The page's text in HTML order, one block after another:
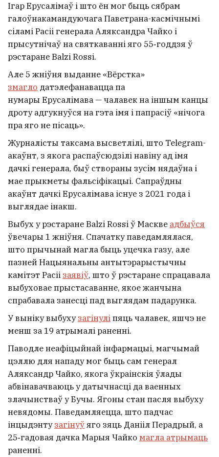
Ігар Ерусалімаў і што ён мог быць сябрам
галоўнакамандуючага Паветрана-касмічнымі
сіламі Расіі генерала Аляксандра Чайко і
прысутнічаў на святкаванні яго 55‑годдзя ў
рэстаране Balzi Rossi.
Але 5 жніўня выданне «Вёрстка»
змагло датэлефанавацца па
нумары Ерусалімава — чалавек на іншым канцы
дроту адгукнуўся на гэта імя і папрасіў «нічога
пра яго не пісаць».
Журналісты таксама высветлілі, што Telegram-
акаўнт, з якога распаўсюдзілі навіну ад імя
дачкі генерала, быў створаны зусім нядаўна і
мае прыкметы фальсіфікацыі. Сапраўдны
акаўнт дачкі Ерусалімава існуе з 2021 года і
выглядае інакш.
Выбух у рэстаране Balzi Rossi ў Маскве адбыўся
ўвечары 1 жніўня. Спачатку паведамлялася,
што прычынай магла быць уцечка газу, але
пазней Нацыянальны антытэрарыстычны
камітэт Расіі заявіў, што ў рэстаране спрацавала
выбуховае прыстасаванне, якое жанчына
спрабавала занесці пад выглядам падарунка.
У выніку выбухузагінуліпяць чалавек, яшчэ не
менш за 19 атрымалі раненні.
Паводле неафіцыйнай інфармацыі, магчымай
цэллю для нападу мог быць сам генерал
Аляксандр Чайко, якога ўкраінскія ўлады
абвінавачваюць у датычнасці да ваенных
злачынстваў у Бучы. Ягоны стан пасля выбуху
невядомы. Паведамляецца, што падчас
інцыдэнтузагінуўяго зяць Данііл Перадрый, а
25‑гадовая дачка Марыя Чайко магла атрымаць
раненні.